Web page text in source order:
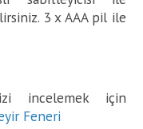
3 x AAA pil ile
incelemek için
Feneri